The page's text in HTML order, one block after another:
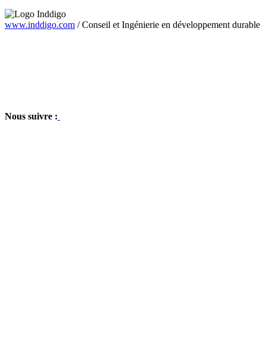
www.inddigo.com /Conseil et Ingénierie en développement durable
Nous suivre :